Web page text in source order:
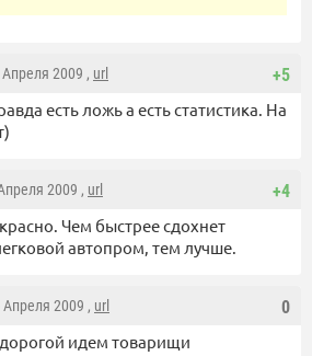
+5
Апреля 2009 , url
есть ложь а есть статистика. На
+4
2009 , url
Чем быстрее сдохнет
автопром, тем лучше.
0
Апреля 2009 , url
идем товарищи